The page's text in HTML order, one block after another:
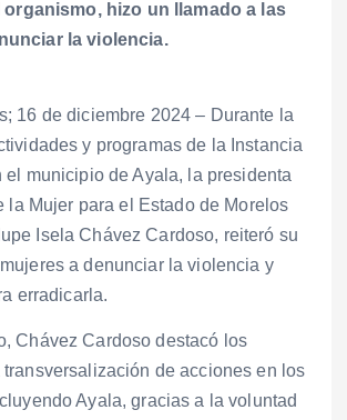
organismo, hizo un llamado a las
la violencia.
16 de diciembre 2024 – Durante la
y programas de la Instancia
el municipio de Ayala, la presidenta
la Mujer para el Estado de Morelos
Isela Chávez Cardoso, reiteró su
mujeres a denunciar la violencia y
erradicarla.
Chávez Cardoso destacó los
de acciones en los
Ayala, gracias a la voluntad